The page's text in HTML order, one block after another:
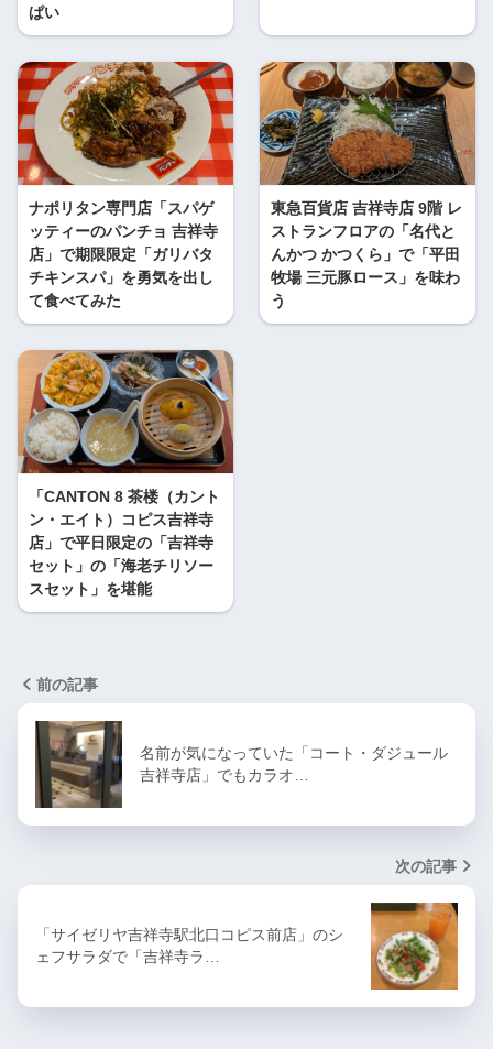
ぱい
ナポリタン専門店「スパゲ
ッティーのパンチョ 吉祥寺
店」で期限限定「ガリバタ
チキンスパ」を勇気を出し
て食べてみた
東急百貨店 吉祥寺店 9階 レ
ストランフロアの「名代と
んかつ かつくら」で「平田
牧場 三元豚ロース」を味わ
う
「CANTON 8 茶楼（カント
ン・エイト）コピス吉祥寺
店」で平日限定の「吉祥寺
セット」の「海老チリソー
スセット」を堪能
前の記事
名前が気になっていた「コート・ダジュール
吉祥寺店」でもカラオ…
次の記事
「サイゼリヤ吉祥寺駅北口コピス前店」のシ
ェフサラダで「吉祥寺ラ…